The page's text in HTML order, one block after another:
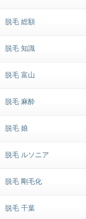
脱毛 総額
脱毛 知識
脱毛 富山
脱毛 麻酔
脱毛 娘
脱毛 ルソニア
脱毛 剛毛化
脱毛 千葉